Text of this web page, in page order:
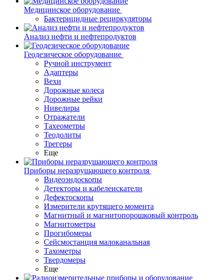
Медицинское оборудование
Бактерицидные рециркуляторы
Анализ нефти и нефтепродуктов
Геодезическое оборудование
Ручной инструмент
Адаптеры
Вехи
Дорожные колеса
Дорожные рейки
Нивелиры
Отражатели
Тахеометры
Теодолиты
Трегеры
Еще
Приборы неразрушающего контроля
Видеоэндоскопы
Детекторы и кабелеискатели
Дефектоскопы
Измерители крутящего момента
Магнитный и магнитопорошковый контроль
Магнитометры
Прогибомеры
Сейсмостанция малоканальная
Тахометры
Твердомеры
Еще